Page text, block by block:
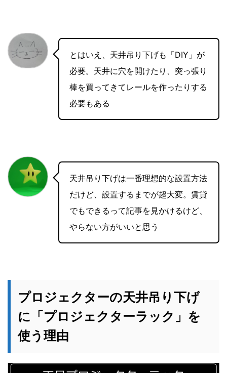
とはいえ、天井吊り下げも「DIY」が
必要。天井に穴を開けたり、突っ張り
棒を買ってきてレールを作ったりする
必要もある
天井吊り下げは一番理想的な設置方法
だけど、設置するまでが超大変。賃貸
でもできるって記事を見かけるけど、
やらない方がいいと思う
プロジェクターの天井吊り下げ
に「プロジェクターラック」を
使う理由